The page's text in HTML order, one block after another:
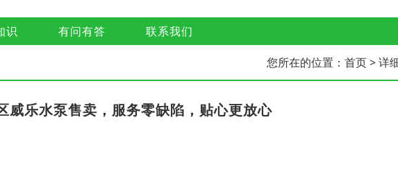
识 有问有答 联系我们
您所在的位置： 首页> 详
威乐水泵售卖，服务零缺陷，贴心更放心